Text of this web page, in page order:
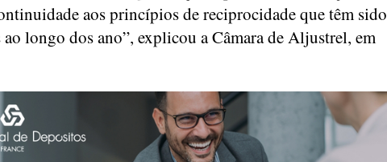
aos princípios de reciprocidade que têm sido
ao longo dos ano”, explicou a Câmara de Aljustrel, em